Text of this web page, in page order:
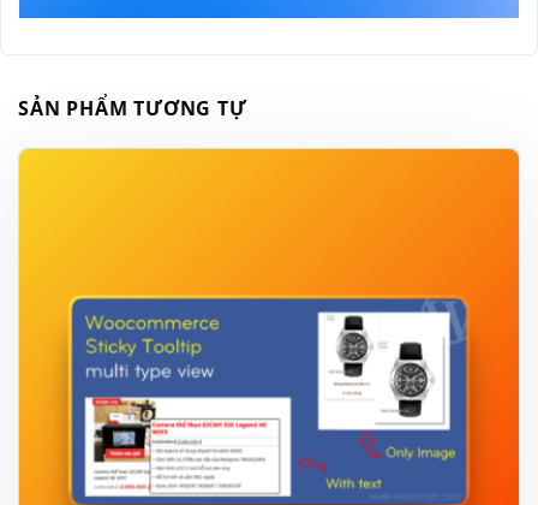
SẢN PHẨM TƯƠNG TỰ